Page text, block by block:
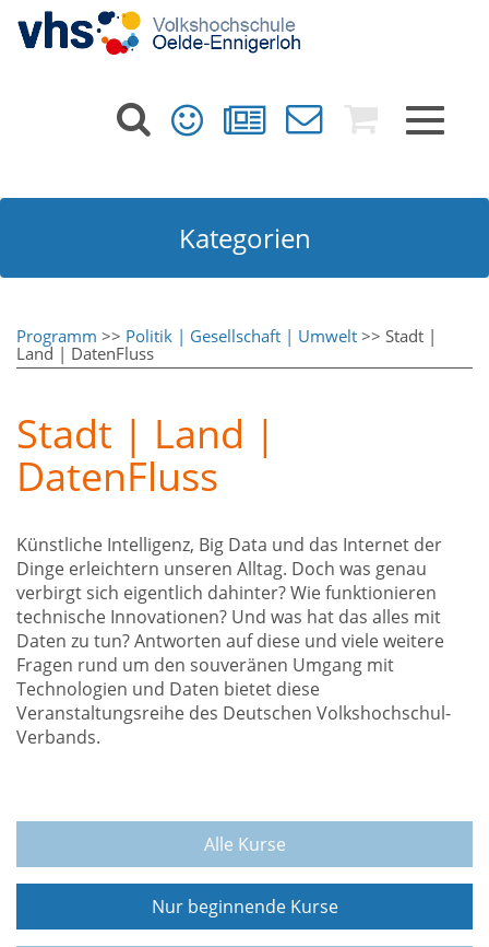
Toggle
Kategorien
Programm >> Politik | Gesellschaft | Umwelt >> Stadt |
Land | DatenFluss
Stadt | Land |
DatenFluss
Künstliche Intelligenz, Big Data und das Internet der
Dinge erleichtern unseren Alltag. Doch was genau
verbirgt sich eigentlich dahinter? Wie funktionieren
technische Innovationen? Und was hat das alles mit
Daten zu tun? Antworten auf diese und viele weitere
Fragen rund um den souveränen Umgang mit
Technologien und Daten bietet diese
Veranstaltungsreihe des Deutschen Volkshochschul-
Verbands.
Alle Kurse
Nur beginnende Kurse